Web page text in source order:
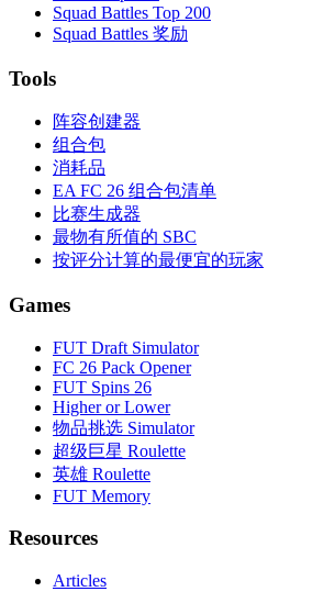
Squad Battles Top 200
Squad Battles 奖励
Tools
阵容创建器
组合包
消耗品
EA FC 26 组合包清单
比赛生成器
最物有所值的 SBC
按评分计算的最便宜的玩家
Games
FUT Draft Simulator
FC 26 Pack Opener
FUT Spins 26
Higher or Lower
物品挑选 Simulator
超级巨星 Roulette
英雄 Roulette
FUT Memory
Resources
Articles